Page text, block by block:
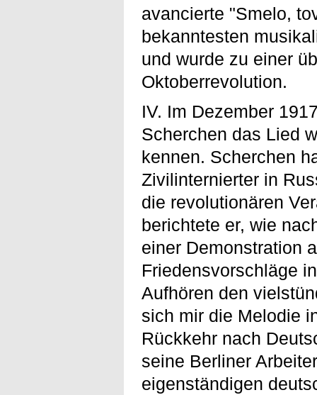
avancierte "Smelo,
bekanntesten
und wurde zu einer
Oktoberrevolution.
IV. Im Dezember
Scherchen das Lied
kennen. Scherchen
Zivilinternierter in
die revolutionären
berichtete er, wie
einer Demonstration
Friedensvorschläge
Aufhören den
sich mir die Melodie
Rückkehr nach
seine Berliner
eigenständigen